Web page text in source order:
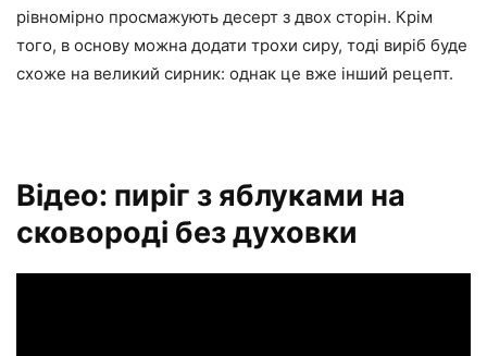
рівномірно просмажують десерт з двох сторін. Крім
того, в основу можна додати трохи сиру, тоді виріб буде
схоже на великий сирник: однак це вже інший рецепт.
Відео: пиріг з яблуками на
сковороді без духовки